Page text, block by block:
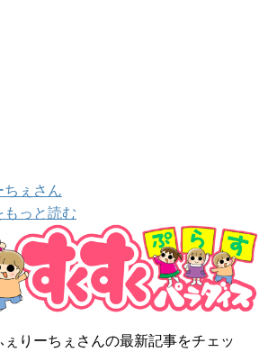
ぇさん
っと読む
ぇりーちぇさんの最新記事をチェッ